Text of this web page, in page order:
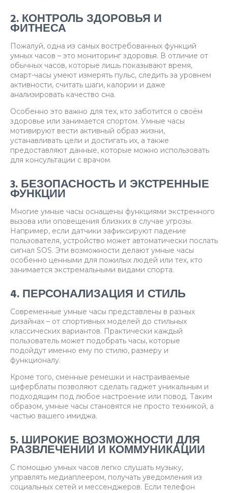
2. КОНТРОЛЬ ЗДОРОВЬЯ И
ФИТНЕСА
Пожалуй, одна из самых востребованных функций
умных часов – это мониторинг здоровья. В отличие от
обычных часов, которые лишь показывают время,
смарт-часы умеют измерять пульс, следить за уровнем
активности, считать шаги, калории и даже
анализировать качество сна.
Особенно это важно для тех, кто заботится о своём
здоровье или занимается спортом. Умные часы
мотивируют вести активный образ жизни,
устанавливать цели и достигать их, а также
предоставляют данные, которые можно использовать
для консультации с врачом.
3. БЕЗОПАСНОСТЬ И ЭКСТРЕННЫЕ
ФУНКЦИИ
Многие умные часы оснащены функциями экстренного
вызова или оповещения близких в случае угрозы.
Например, если датчики зафиксируют падение
пользователя, устройство может автоматически послать
сигнал SOS. Эти возможности делают умные часы
особенно ценными для пожилых людей или тех, кто
занимается экстремальными видами спорта.
4. ПЕРСОНАЛИЗАЦИЯ И СТИЛЬ
Современные умные часы представлены в разных
дизайнах – от спортивных моделей до стильных
классических вариантов. Практически каждый
пользователь может подобрать часы, которые
подойдут именно ему по стилю, размеру и
функционалу.
Кроме того, сменные ремешки и настраиваемые
циферблаты позволяют сделать гаджет уникальным и
подходящим под любое настроение или повод. Таким
образом, умные часы становятся не просто техникой, а
частью вашего имиджа.
5. ШИРОКИЕ ВОЗМОЖНОСТИ ДЛЯ
РАЗВЛЕЧЕНИЙ И КОММУНИКАЦИИ
С помощью умных часов легко слушать музыку,
управлять медиаплеером, получать уведомления из
социальных сетей и мессенджеров. Если телефон